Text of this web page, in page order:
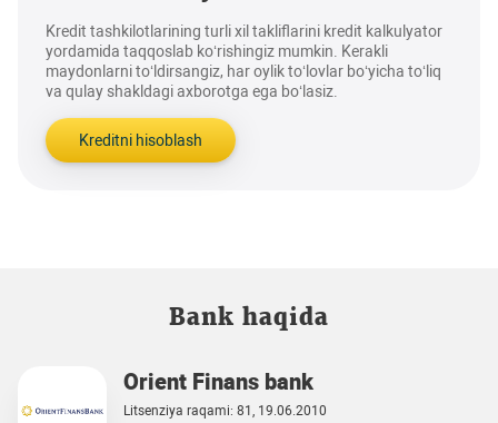
Kredit tashkilotlarining turli xil takliflarini kredit kalkulyator
yordamida taqqoslab ko‘rishingiz mumkin. Kerakli
maydonlarni to‘ldirsangiz, har oylik to‘lovlar bo‘yicha to‘liq
va qulay shakldagi axborotga ega bo‘lasiz.
Kreditni hisoblash
Bank haqida
Orient Finans bank
Litsenziya raqami: 81, 19.06.2010